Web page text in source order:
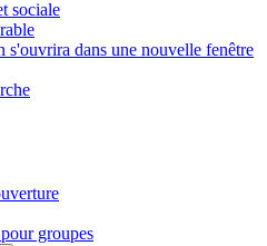
sociale
s'ouvrira dans une nouvelle fenêtre
groupes